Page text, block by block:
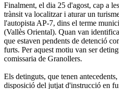
Finalment, el dia 25 d'agost, cap a
trànsit va localitzar i aturar un
l'autopista AP-7, dins el terme
(Vallès Oriental). Quan van
que estaven pendents de detenció
furts. Per aquest motiu van ser
comissaria de Granollers.
Els detinguts, que tenen
disposició del jutjat d'instrucció en